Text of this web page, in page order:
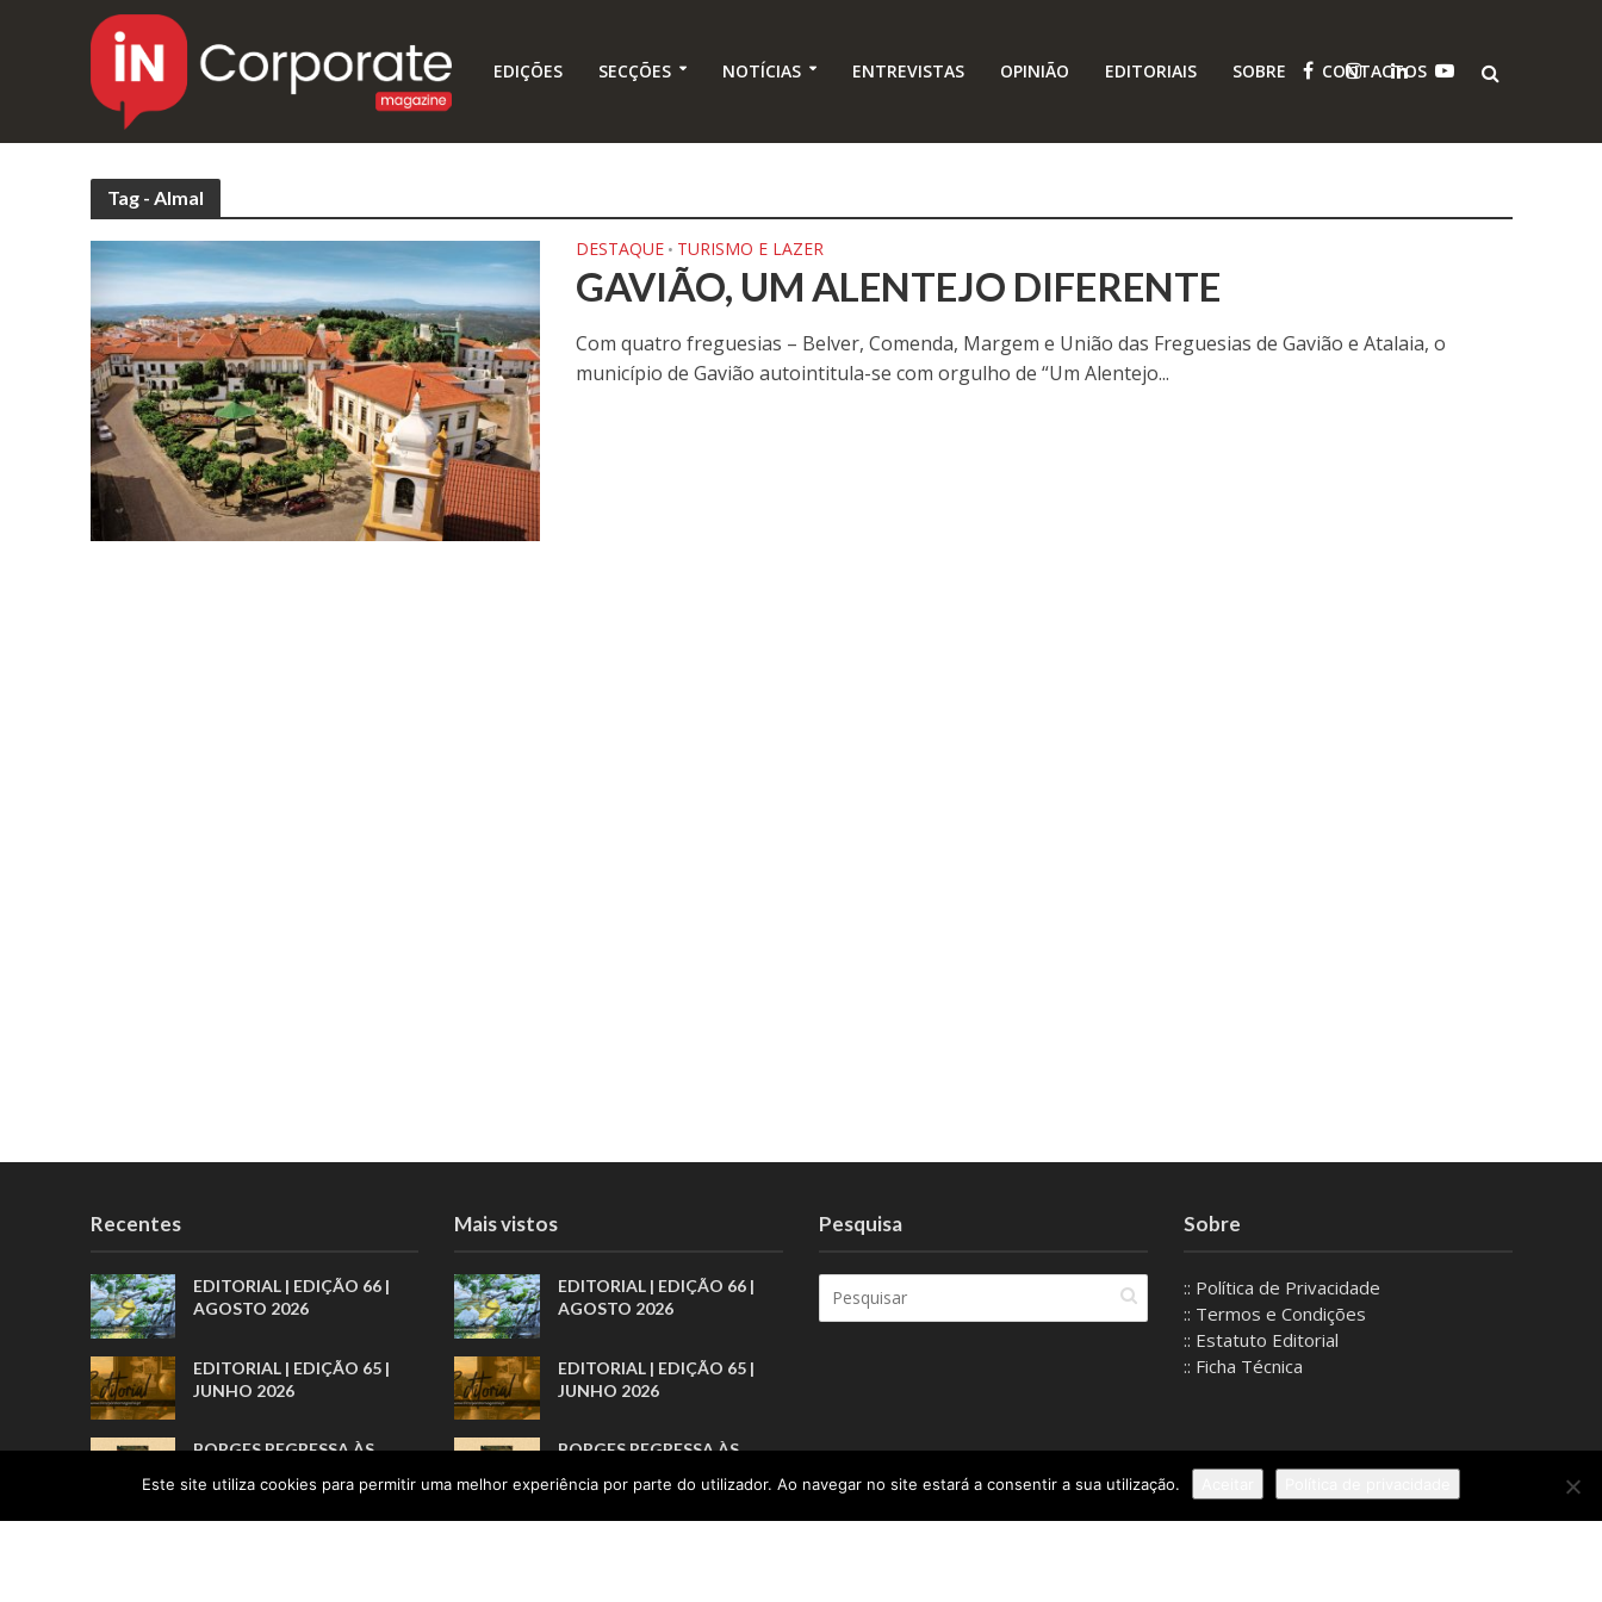
EDIÇÕES SECÇÕES NOTÍCIAS ENTREVISTAS OPINIÃO EDITORIAIS SOBRE CONTACTOS
Tag - Almal
DESTAQUE • TURISMO E LAZER
GAVIÃO, UM ALENTEJO DIFERENTE
Com quatro freguesias – Belver, Comenda, Margem e União das Freguesias de Gavião e Atalaia, o
município de Gavião autointitula-se com orgulho de “Um Alentejo...
Recentes
EDITORIAL | EDIÇÃO 66 |
AGOSTO 2026
EDITORIAL | EDIÇÃO 65 |
JUNHO 2026
BORGES REGRESSA ÀS
BREVE DOS PRÓLOGOS
Mais vistos
EDITORIAL | EDIÇÃO 66 |
AGOSTO 2026
EDITORIAL | EDIÇÃO 65 |
JUNHO 2026
BORGES REGRESSA ÀS
BREVE DOS PRÓLOGOS
Pesquisa Sobre
:: Política de Privacidade
:: Termos e Condições
:: Estatuto Editorial
:: Ficha Técnica
Este site utiliza cookies para permitir uma melhor experiência por parte do utilizador. Ao navegar no site estará a consentir a sua utilização.